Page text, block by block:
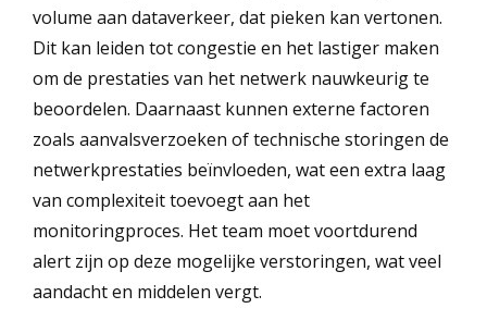
volume aan dataverkeer, dat pieken kan vertonen.
Dit kan leiden tot congestie en het lastiger maken
om de prestaties van het netwerk nauwkeurig te
beoordelen. Daarnaast kunnen externe factoren
zoals aanvalsverzoeken of technische storingen de
netwerkprestaties beïnvloeden, wat een extra laag
van complexiteit toevoegt aan het
monitoringproces. Het team moet voortdurend
alert zijn op deze mogelijke verstoringen, wat veel
aandacht en middelen vergt.